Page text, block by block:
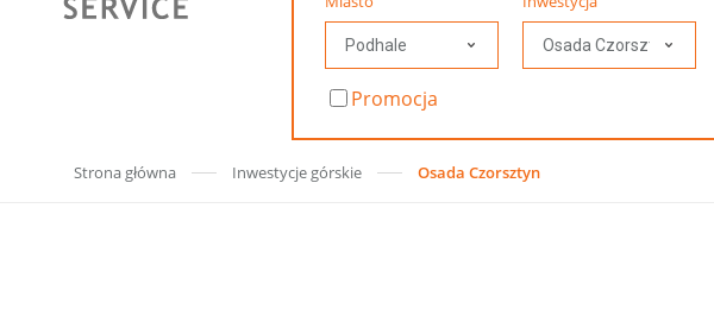
Promocja
Strona główna Inwestycje górskie Osada Czorsztyn